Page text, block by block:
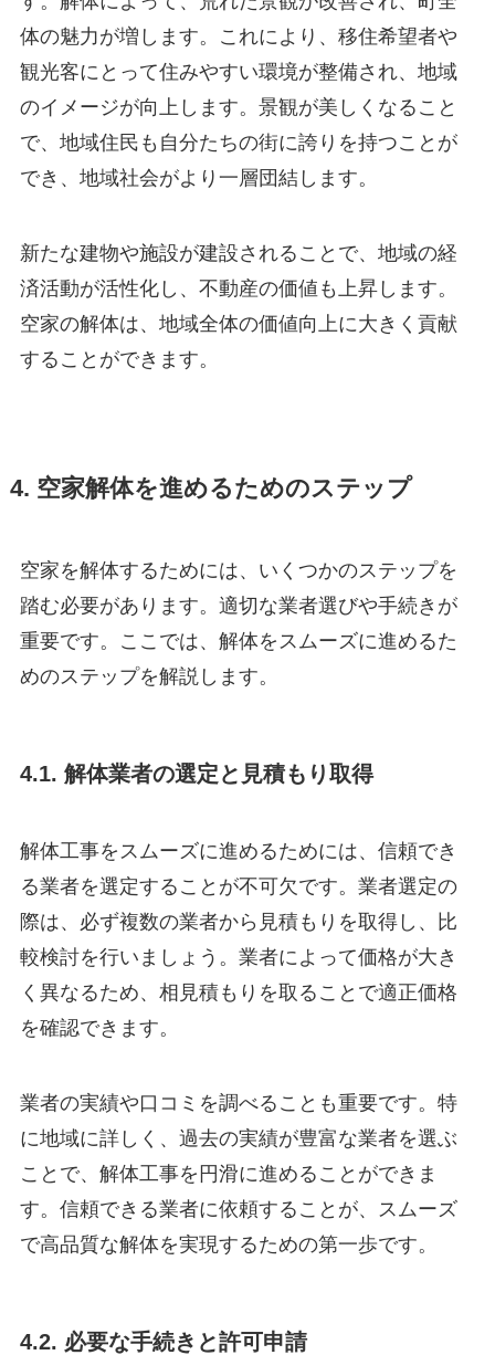
体の魅力が増します。これにより、移住希望者や
観光客にとって住みやすい環境が整備され、地域
のイメージが向上します。景観が美しくなること
で、地域住民も自分たちの街に誇りを持つことが
でき、地域社会がより一層団結します。
新たな建物や施設が建設されることで、地域の経
済活動が活性化し、不動産の価値も上昇します。
空家の解体は、地域全体の価値向上に大きく貢献
することができます。
4. 空家解体を進めるためのステップ
空家を解体するためには、いくつかのステップを
踏む必要があります。適切な業者選びや手続きが
重要です。ここでは、解体をスムーズに進めるた
めのステップを解説します。
4.1. 解体業者の選定と見積もり取得
解体工事をスムーズに進めるためには、信頼でき
る業者を選定することが不可欠です。業者選定の
際は、必ず複数の業者から見積もりを取得し、比
較検討を行いましょう。業者によって価格が大き
く異なるため、相見積もりを取ることで適正価格
を確認できます。
業者の実績や口コミを調べることも重要です。特
に地域に詳しく、過去の実績が豊富な業者を選ぶ
ことで、解体工事を円滑に進めることができま
す。信頼できる業者に依頼することが、スムーズ
で高品質な解体を実現するための第一歩です。
4.2. 必要な手続きと許可申請